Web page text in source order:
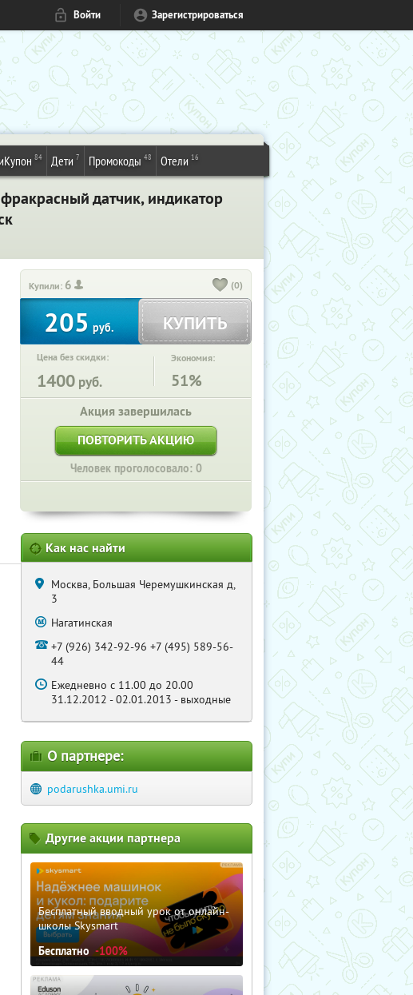
Войти Зарегистрироваться
84 Дети 7 Промокоды 48 Отели 16
датчик, индикатор
Купили: 6 (0)
205 руб. КУПИТЬ
Цена без скидки:
1400 руб.
Экономия:
51%
Акция завершилась
ПОВТОРИТЬ АКЦИЮ
Человек проголосовало: 0
Как нас найти
Москва, Большая Черемушкинская д,
3
Нагатинская
+7 (926) 342-92-96 +7 (495) 589-56-
44
Eжедневно с 11.00 до 20.00
31.12.2012 - 02.01.2013 - выходные
О партнере:
podarushka.umi.ru
Другие акции партнера
Бесплатный вводный урок от онлайн-
школы Skysmart
Бесплатно -100%